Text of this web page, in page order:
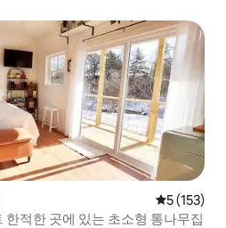
평점 5점(5
5 (153)
빅 오크 힐사이드 리트리트 한적한 곳에 있는 초소형 통나무집